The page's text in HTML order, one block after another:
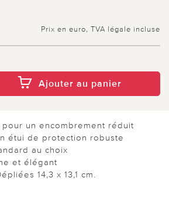
Prix en euro, TVA légale incluse
Ajouter au panier
un encombrement réduit
étui de protection robuste
au choix
et élégant
14,3 x 13,1 cm.